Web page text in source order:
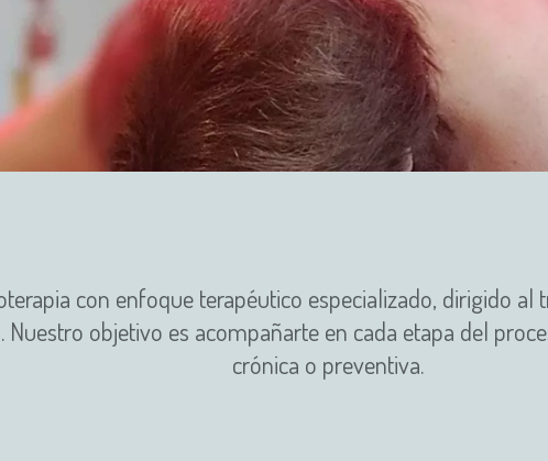
con enfoque terapéutico especializado, dirigido
objetivo es acompañarte en cada etapa del
crónica o preventiva.